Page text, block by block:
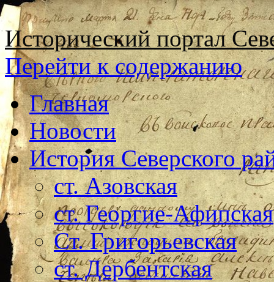
Исторический портал
Перейти к содержанию
Главная
Новости
История Северского
ст. Азовская
ст. Георгие-Афипская
Ст. Григорьевская
ст. Дербентская